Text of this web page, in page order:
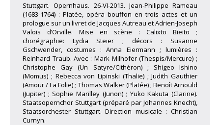
Stuttgart. Opernhaus. 26-VI-2013. Jean-Philippe Rameau
(1683-1764) : Platée, opéra bouffon en trois actes et un
prologue sur un livret de Jacques Autreau et Adrien-Joseph
Valois d’Orville. Mise en scène : Calixto Bieito ;
chorégraphie: Lydia Steier ; décors : Susanne
Gschwender, costumes : Anna Eiermann ; lumières :
Reinhard Traub. Avec : Mark Milhofer (Thespis/Mercure) ;
Christophe Gay (Un Satyre/Cithéron) ; Shigeo Ishino
(Momus) ; Rebecca von Lipinski (Thalie) ; Judith Gauthier
(Amour / La Folie) ; Thomas Walker (Platée) ; Benoît Arnould
(Jupiter) ; Sophie Marilley (Junon) ; Yuko Kakuta (Clarine).
Staatsopernchor Stuttgart (préparé par Johannes Knecht),
Staatsorchester Stuttgart. Direction musicale : Christian
Curnyn.